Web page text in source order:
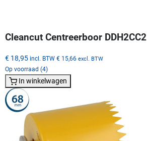
Cleancut Centreerboor DDH2CC2
€ 18,95 incl. BTW € 15,66 excl. BTW
Op voorraad (4)
In winkelwagen